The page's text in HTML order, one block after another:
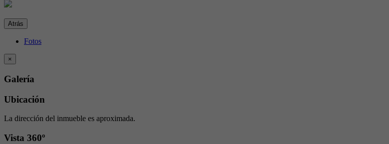
Atrás
Fotos
×
Galería
Ubicación
La dirección del inmueble es aproximada.
Vista 360º